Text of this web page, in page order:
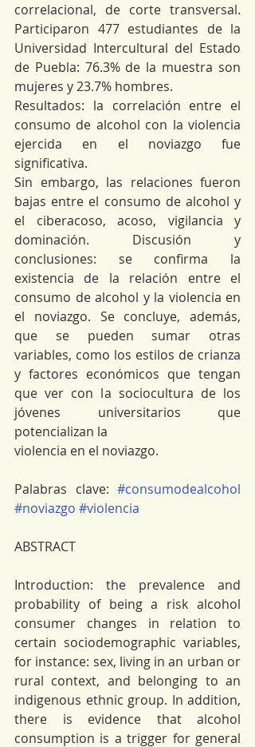
correlacional, de corte transversal.
Participaron 477 estudiantes de la
Universidad Intercultural del Estado
de Puebla: 76.3% de la muestra son
mujeres y 23.7% hombres.
Resultados: la correlación entre el
consumo de alcohol con la violencia
ejercida en el noviazgo fue
significativa.
Sin embargo, las relaciones fueron
bajas entre el consumo de alcohol y
el ciberacoso, acoso, vigilancia y
dominación. Discusión y
conclusiones: se confirma la
existencia de la relación entre el
consumo de alcohol y la violencia en
el noviazgo. Se concluye, además,
que se pueden sumar otras
variables, como los estilos de crianza
y factores económicos que tengan
que ver con la sociocultura de los
jóvenes universitarios que
potencializan la
violencia en el noviazgo.
Palabras clave: #consumodealcohol
#noviazgo #violencia
ABSTRACT
Introduction: the prevalence and
probability of being a risk alcohol
consumer changes in relation to
certain sociodemographic variables,
for instance: sex, living in an urban or
rural context, and belonging to an
indigenous ethnic group. In addition,
there is evidence that alcohol
consumption is a trigger for general